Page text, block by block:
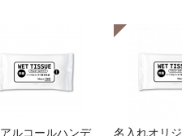
アルコールハンデ
名入れオリ